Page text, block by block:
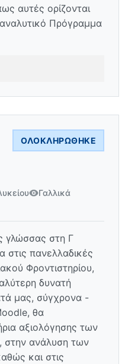
αυτές ορίζονται
Πρόγραμμα
ΟΛΟΚΛΗΡΏΘΗΚΕ
Γαλλικά
γλώσσας στη Γ
στις πανελλαδικές
Φροντιστηρίου,
δυνατή
μας, σύγχρονα -
θα
αξιολόγησης των
στην ανάλυση των
και στις